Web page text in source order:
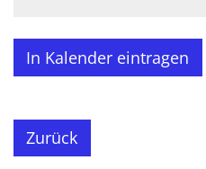
In Kalender eintragen
Zurück